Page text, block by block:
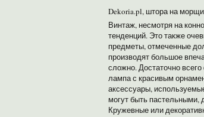
Dekoria.pl, штора на
Винтаж, несмотря на
тенденций. Это также
предметы, отмеченные
производят большое
сложно. Достаточно
лампа с красивым
аксессуары,
могут быть пастельными,
Кружевные или